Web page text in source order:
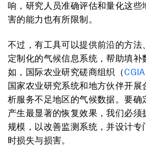
响，研究人员准确评估和量化这些
害的能力也有所限制。
不过，有工具可以提供前沿的方法
定制化的气候信息系统，帮助填补
如，国际农业研究磋商组织（
国家农业研究系统和地方伙伴开展
析服务不足地区的气候数据。要确
产生最显著的恢复效果，我们必须
规模，以改善监测系统，并设计专
时损失与损害。